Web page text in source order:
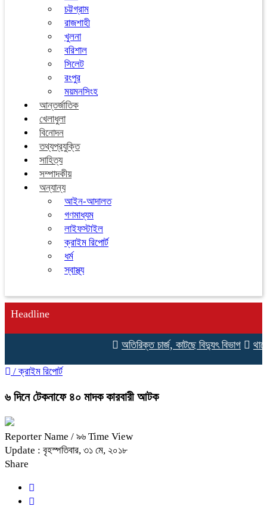
চট্টগ্রাম
রাজশাহী
খুলনা
বরিশাল
সিলেট
রংপুর
ময়মনসিংহ
আন্তর্জাতিক
খেলাধুলা
বিনোদন
তথ্যপ্রযুক্তি
সাহিত্য
সম্পাদকীয়
অন্যান্য
আইন-আদালত
গণমাধ্যম
লাইফস্টাইল
ক্রাইম রিপোর্ট
ধর্ম
স্বাস্থ্য
Headline
অতিরিক্ত চার্জ, কাটছে বিদ্যুৎ বিভাগ
/ক্রাইম রিপোর্ট
৬ দিনে টেকনাফে ৪০ মাদক কারবারী আটক
Reporter Name / ৯৬ Time View
Update : বৃহস্পতিবার, ৩১ মে, ২০১৮
Share